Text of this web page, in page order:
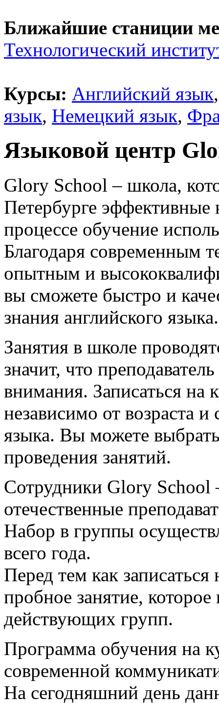
Ближайшие станиции
Технологический
Курсы: Английский язык
язык, Немецкий язык,
Языковой центр
Glory School – школа,
Петербурге эффективные
процессе обучение
Благодаря современным
опытным и
вы сможете быстро и
знания английского языка.
Занятия в школе
значит, что
внимания. Записаться
независимо от возраста и
языка. Вы можете
проведения занятий.
Сотрудники Glory
отечественные
Набор в группы
всего года.
Перед тем как
пробное занятие,
действующих групп.
Программа обучения на
современной
На сегодняшний день